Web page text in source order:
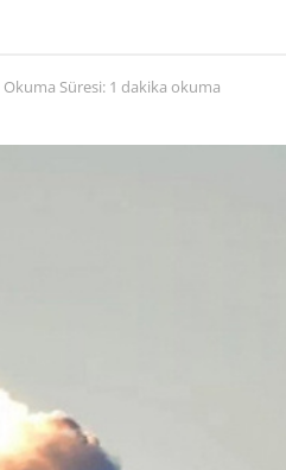
Okuma Süresi: 1 dakika okuma